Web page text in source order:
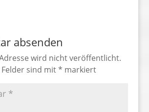
absenden
wird nicht veröffentlicht.
sind mit* markiert